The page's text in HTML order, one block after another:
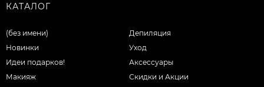
КАТАЛОГ
(без имени)
Новинки
Идеи подарков!
Макияж
Депиляция
Уход
Аксессуары
Скидки и Акции